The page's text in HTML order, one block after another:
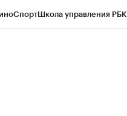
СпортШкола управления РБК